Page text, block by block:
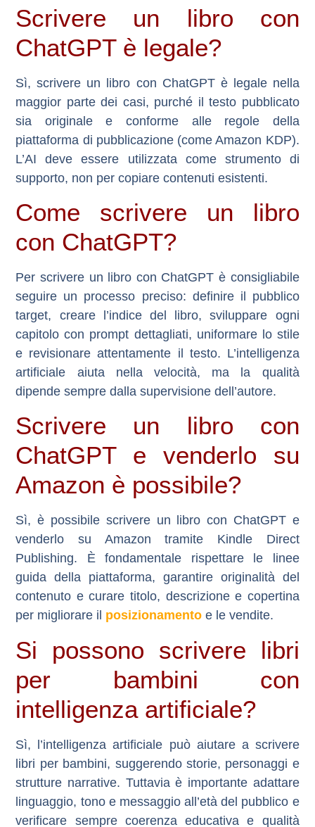
Scrivere un libro con
ChatGPT è legale?
Sì, scrivere un libro con ChatGPT è legale nella
maggior parte dei casi, purché il testo pubblicato
sia originale e conforme alle regole della
piattaforma di pubblicazione (come Amazon KDP).
L’AI deve essere utilizzata come strumento di
supporto, non per copiare contenuti esistenti.
Come scrivere un libro
con ChatGPT?
Per scrivere un libro con ChatGPT è consigliabile
seguire un processo preciso: definire il pubblico
target, creare l’indice del libro, sviluppare ogni
capitolo con prompt dettagliati, uniformare lo stile
e revisionare attentamente il testo. L’intelligenza
artificiale aiuta nella velocità, ma la qualità
dipende sempre dalla supervisione dell’autore.
Scrivere un libro con
ChatGPT e venderlo su
Amazon è possibile?
Sì, è possibile scrivere un libro con ChatGPT e
venderlo su Amazon tramite Kindle Direct
Publishing. È fondamentale rispettare le linee
guida della piattaforma, garantire originalità del
contenuto e curare titolo, descrizione e copertina
per migliorare il posizionamento e le vendite.
Si possono scrivere libri
per bambini con
intelligenza artificiale?
Sì, l’intelligenza artificiale può aiutare a scrivere
libri per bambini, suggerendo storie, personaggi e
strutture narrative. Tuttavia è importante adattare
linguaggio, tono e messaggio all’età del pubblico e
verificare sempre coerenza educativa e qualità